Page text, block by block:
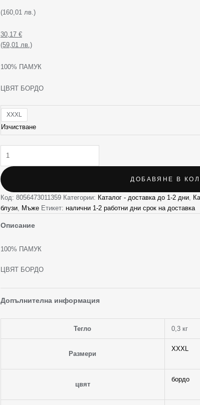
(160,01 лв.)
30,17 €
(59,01 лв.)
100% ПАМУК
ЦВЯТ БОРДО
XXXL
Изчистване
ДОБАВЯНЕ В
Код: 8056473011359 Категории: Каталог - доставка до 1-2 дни,
блузи, Мъже Етикет: налични 1-2 работни дни срок на доставка
Описание
100% ПАМУК
ЦВЯТ БОРДО
Допълнителна информация
Тегло 0,3 кг
Размери
XXXL
цвят
бордо